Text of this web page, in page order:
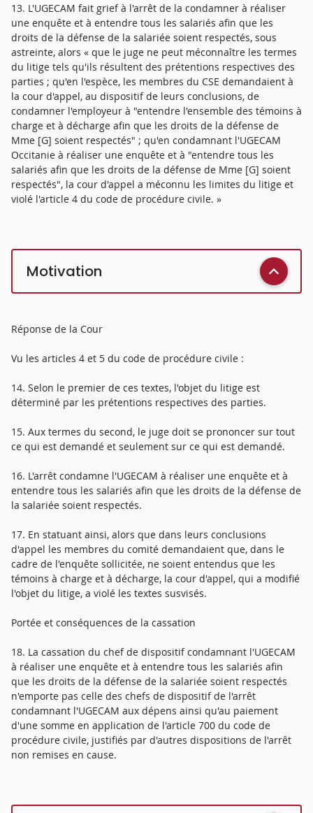
13. L'UGECAM fait grief à l'arrêt de la condamner à réaliser
une enquête et à entendre tous les salariés afin que les
droits de la défense de la salariée soient respectés, sous
astreinte, alors « que le juge ne peut méconnaître les termes
du litige tels qu'ils résultent des prétentions respectives des
parties ; qu'en l'espèce, les membres du CSE demandaient à
la cour d'appel, au dispositif de leurs conclusions, de
condamner l'employeur à "entendre l'ensemble des témoins à
charge et à décharge afin que les droits de la défense de
Mme [G] soient respectés" ; qu'en condamnant l'UGECAM
Occitanie à réaliser une enquête et à "entendre tous les
salariés afin que les droits de la défense de Mme [G] soient
respectés", la cour d'appel a méconnu les limites du litige et
violé l'article 4 du code de procédure civile. »
Motivation
Réponse de la Cour
Vu les articles 4 et 5 du code de procédure civile :
14. Selon le premier de ces textes, l'objet du litige est
déterminé par les prétentions respectives des parties.
15. Aux termes du second, le juge doit se prononcer sur tout
ce qui est demandé et seulement sur ce qui est demandé.
16. L'arrêt condamne l'UGECAM à réaliser une enquête et à
entendre tous les salariés afin que les droits de la défense de
la salariée soient respectés.
17. En statuant ainsi, alors que dans leurs conclusions
d'appel les membres du comité demandaient que, dans le
cadre de l'enquête sollicitée, ne soient entendus que les
témoins à charge et à décharge, la cour d'appel, qui a modifié
l'objet du litige, a violé les textes susvisés.
Portée et conséquences de la cassation
18. La cassation du chef de dispositif condamnant l'UGECAM
à réaliser une enquête et à entendre tous les salariés afin
que les droits de la défense de la salariée soient respectés
n'emporte pas celle des chefs de dispositif de l'arrêt
condamnant l'UGECAM aux dépens ainsi qu'au paiement
d'une somme en application de l'article 700 du code de
procédure civile, justifiés par d'autres dispositions de l'arrêt
non remises en cause.